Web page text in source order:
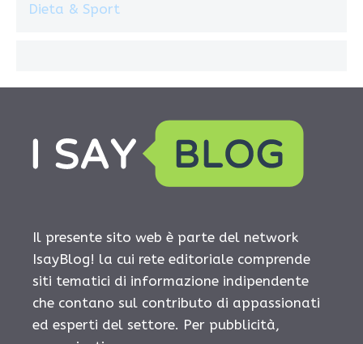
Dieta & Sport
Il presente sito web è parte del network
IsayBlog! la cui rete editoriale comprende
siti tematici di informazione indipendente
che contano sul contributo di appassionati
ed esperti del settore. Per pubblicità,